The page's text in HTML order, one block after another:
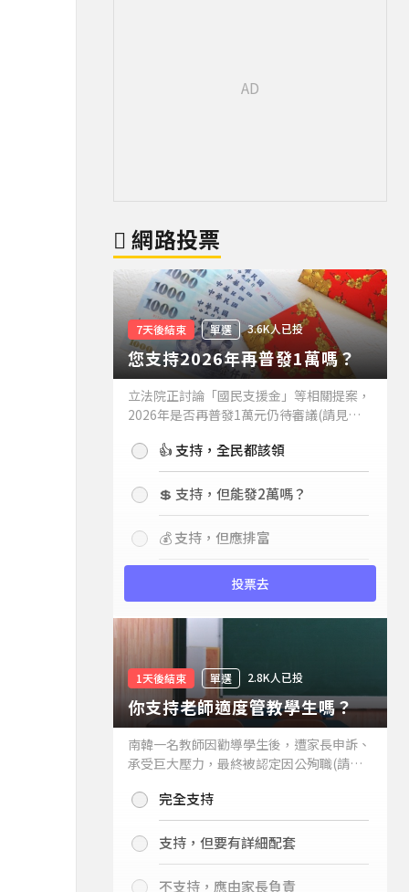
網路投票
7天後結束 單選 3.6K人已投
您支持2026年再普發1萬嗎？
立法院正討論「國民支援金」等相關提案，
2026年是否再普發1萬元仍待審議(請見下
持嗎？👍 支持，全民都該領
💲 支持，但能發2萬嗎？
💰 支持，但應排富
投票去
1天後結束 單選 2.8K人已投
你支持老師適度管教學生嗎？
南韓一名教師因勸導學生後，遭家長申訴、
承受巨大壓力，最終被認定因公殉職(請見
你支持老師適度管教學生嗎？
完全支持
支持，但要有詳細配套
不支持，應由家長負責